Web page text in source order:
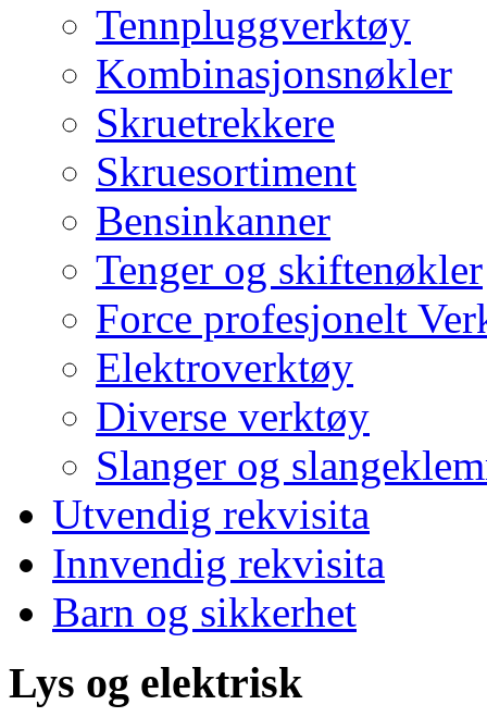
Tennpluggverktøy
Kombinasjonsnøkler
Skruetrekkere
Skruesortiment
Bensinkanner
Tenger og skiftenøkler
Force profesjonelt
Elektroverktøy
Diverse verktøy
Slanger og
Utvendig rekvisita
Innvendig rekvisita
Barn og sikkerhet
Lys og elektrisk